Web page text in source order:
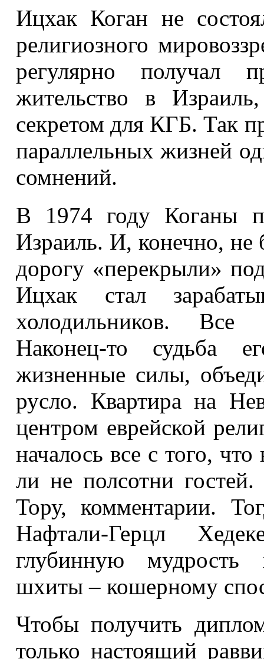
Ицхак Коган не
религиозного
регулярно получал
жительство в
секретом для КГБ. Так
параллельных жизней
сомнений.
В 1974 году Коганы
Израиль. И, конечно, не
дорогу «перекрыли»
Ицхак стал
холодильников.
Наконец-то судьба
жизненные силы,
русло. Квартира на
центром еврейской
началось все с того,
ли не полсотни гостей.
Тору, комментарии.
Нафтали-Герцл
глубинную мудрость
шхиты – кошерному
Чтобы получить
только настоящий